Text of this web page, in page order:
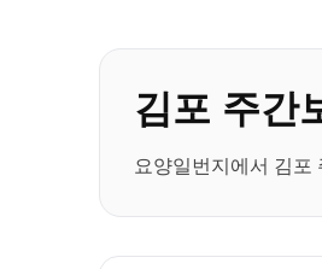
김포 주간
요양일번지에서 김포